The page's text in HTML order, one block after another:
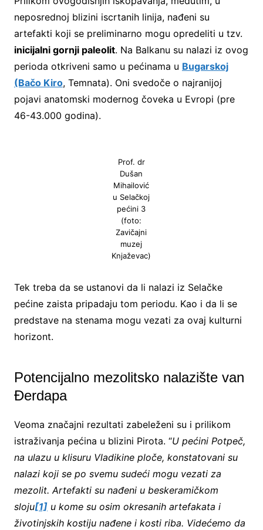
neposrednoj blizini iscrtanih linija, nađeni su
artefakti koji se preliminarno mogu opredeliti u tzv.
inicijalni gornji paleolit. Na Balkanu su nalazi iz ovog
perioda otkriveni samo u pećinama u Bugarskoj
(Bačo Kiro, Temnata). Oni svedoče o najranijoj
pojavi anatomski modernog čoveka u Evropi (pre
46-43.000 godina).
Prof. dr
Dušan
Mihailović
u Selačkoj
pećini 3
(foto:
Zavičajni
muzej
Knjaževac)
Tek treba da se ustanovi da li nalazi iz Selačke
pećine zaista pripadaju tom periodu. Kao i da li se
predstave na stenama mogu vezati za ovaj kulturni
horizont.
Potencijalno mezolitsko nalazište van
Đerdapa
Veoma značajni rezultati zabeleženi su i prilikom
istraživanja pećina u blizini Pirota. “U pećini Potpeč,
na ulazu u klisuru Vladikine ploče, konstatovani su
nalazi koji se po svemu sudeći mogu vezati za
mezolit. Artefakti su nađeni u beskeramičkom
sloju[1]u kome su osim okresanih artefakata i
životinjskih kostiju nađene i kosti riba. Videćemo da